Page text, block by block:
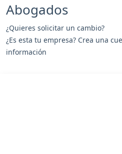
Abogados
¿Quieres solicitar un cambio?
¿Es esta tu empresa? Crea una
información